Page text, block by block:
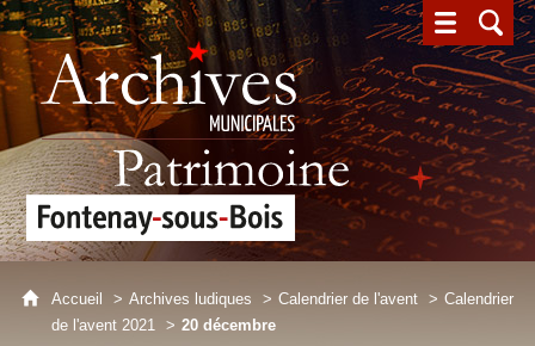
Archives municipales - Patrimoine - Fontenay-sous-Bois
Accueil Archives ludiques Calendrier de l'avent
Calendrier
de l'avent 2021
20 décembre